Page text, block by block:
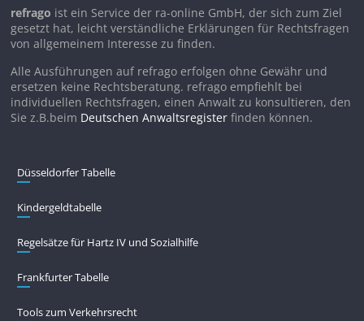
refrago ist ein Service der ra-online GmbH, der sich zum Ziel
gesetzt hat, leicht verständliche Erklärungen für Rechtsfragen
von allgemeinem Interesse zu finden.
Alle Ausführungen auf refrago erfolgen ohne Gewähr und
ersetzen keine Rechtsberatung. refrago empfiehlt bei
individuellen Rechtsfragen, einen Anwalt zu konsultieren, den
Sie z.B.beim Deutschen Anwaltsregister finden können.
Düsseldorfer Tabelle
Kindergeldtabelle
Regelsätze für Hartz IV und Sozialhilfe
Frankfurter Tabelle
Tools zum Verkehrsrecht